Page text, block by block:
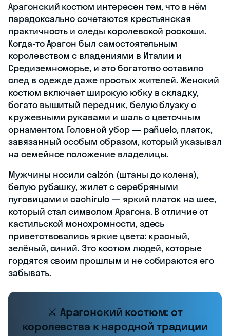
Арагонский костюм интересен тем, что в нём
парадоксально сочетаются крестьянская
практичность и следы королевской роскоши.
Когда-то Арагон был самостоятельным
королевством с владениями в Италии и
Средиземноморье, и это богатство оставило
след в одежде даже простых жителей. Женский
костюм включает широкую юбку в складку,
богато вышитый передник, белую блузку с
кружевными рукавами и шаль с цветочным
орнаментом. Головной убор — pañuelo, платок,
завязанный особым образом, который указывал
на семейное положение владелицы.
Мужчины носили calzón (штаны до колена),
белую рубашку, жилет с серебряными
пуговицами и cachirulo — яркий платок на шее,
который стал символом Арагона. В отличие от
кастильской монохромности, здесь
приветствовались яркие цвета: красный,
зелёный, синий. Это костюм людей, которые
гордятся своим прошлым и не собираются его
забывать.
⚔️ Арагонский костюм: от
королевства к народной традиции